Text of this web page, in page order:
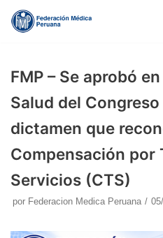
contenido
FMP – Se aprobó
Salud del
dictamen que
Compensación por
Servicios (CTS)
por Federacion Medica Peruana